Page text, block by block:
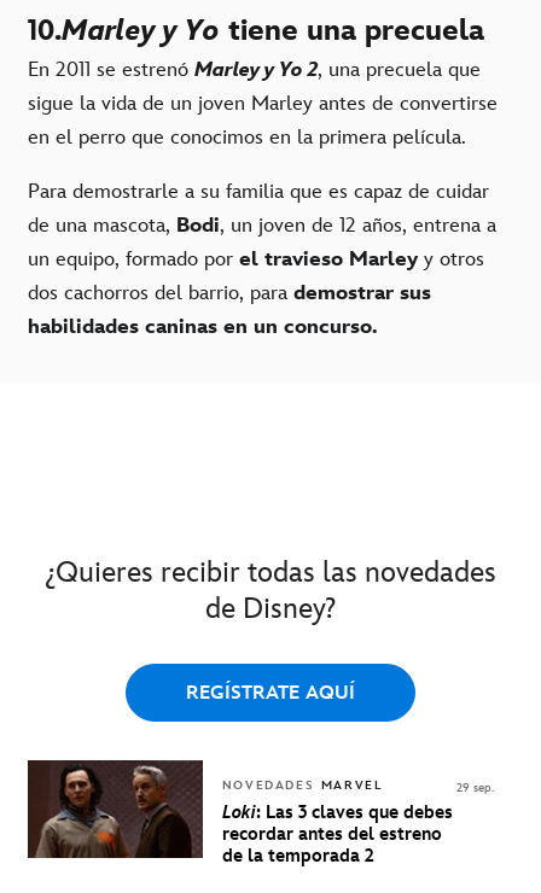
10.Marley y Yo tiene una precuela
En 2011 se estrenó Marley y Yo 2, una precuela que
sigue la vida de un joven Marley antes de convertirse
en el perro que conocimos en la primera película.
Para demostrarle a su familia que es capaz de cuidar
de una mascota, Bodi, un joven de 12 años, entrena a
un equipo, formado por el travieso Marley y otros
dos cachorros del barrio, para demostrar sus
habilidades caninas en un concurso.
¿Quieres recibir todas las novedades
de Disney?
REGÍSTRATE AQUÍ
NOVEDADES MARVEL
Loki: Las 3 claves que debes
recordar antes del estreno
de la temporada 2
29 sep.